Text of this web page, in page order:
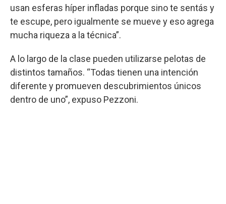
usan esferas híper infladas porque sino te sentás y
te escupe, pero igualmente se mueve y eso agrega
mucha riqueza a la técnica”.
A lo largo de la clase pueden utilizarse pelotas de
distintos tamaños. “Todas tienen una intención
diferente y promueven descubrimientos únicos
dentro de uno”, expuso Pezzoni.